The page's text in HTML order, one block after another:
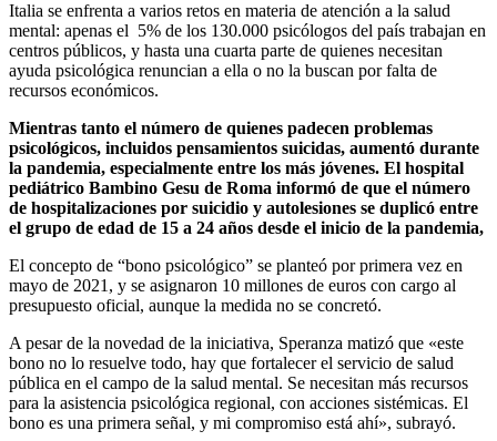
Italia se enfrenta a varios retos en materia de atención a la salud
mental: apenas el 5% de los 130.000 psicólogos del país trabajan en
centros públicos, y hasta una cuarta parte de quienes necesitan
ayuda psicológica renuncian a ella o no la buscan por falta de
recursos económicos.
Mientras tanto el número de quienes padecen problemas
psicológicos, incluidos pensamientos suicidas, aumentó durante
la pandemia, especialmente entre los más jóvenes. El hospital
pediátrico Bambino Gesu de Roma informó de que el número
de hospitalizaciones por suicidio y autolesiones se duplicó entre
el grupo de edad de 15 a 24 años desde el inicio de la pandemia,
El concepto de “bono psicológico” se planteó por primera vez en
mayo de 2021, y se asignaron 10 millones de euros con cargo al
presupuesto oficial, aunque la medida no se concretó.
A pesar de la novedad de la iniciativa, Speranza matizó que «este
bono no lo resuelve todo, hay que fortalecer el servicio de salud
pública en el campo de la salud mental. Se necesitan más recursos
para la asistencia psicológica regional, con acciones sistémicas. El
bono es una primera señal, y mi compromiso está ahí», subrayó.